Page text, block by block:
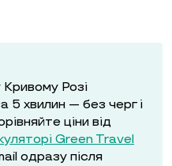
Розі
5 хвилин — без черг і
ціни від
Green Travel
одразу після